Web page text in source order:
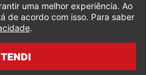
uma empresa da Legado
uma melhor experiência. Ao
de acordo com isso. Para saber
.